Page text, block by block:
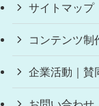
サイトマップ
コンテンツ制
企業活動｜賛